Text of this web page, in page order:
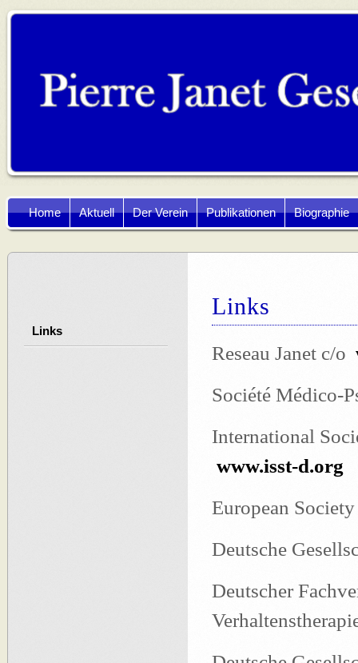
Navigation
überspringen
Home Aktuell Der Verein Publikationen Biographie
Links
Reseau Janet c/o
Société
International
www.isst-d.org
European
Deutsche
Deutscher
Navigation
überspringen
Links